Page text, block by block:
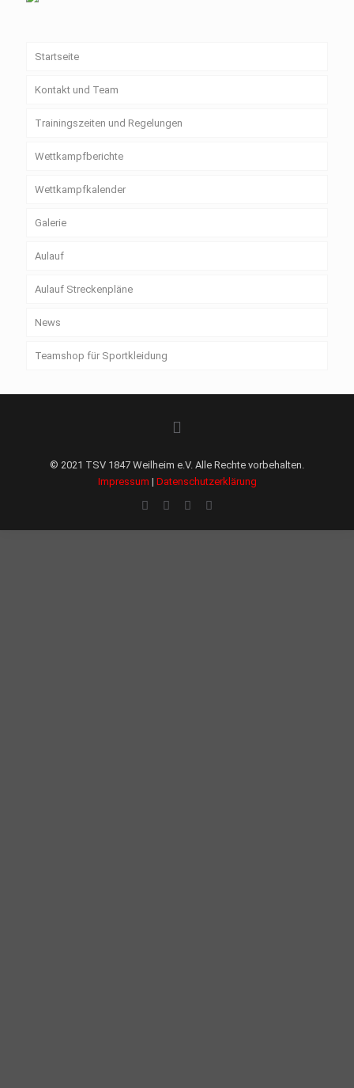
Startseite
Kontakt und Team
Trainingszeiten und Regelungen
Wettkampfberichte
Wettkampfkalender
Galerie
Aulauf
Aulauf Streckenpläne
News
Teamshop für Sportkleidung
© 2021 TSV 1847 Weilheim e.V. Alle Rechte vorbehalten.
Impressum | Datenschutzerklärung